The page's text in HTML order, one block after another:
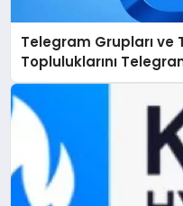
Telegram Grupları ve
Topluluklarını